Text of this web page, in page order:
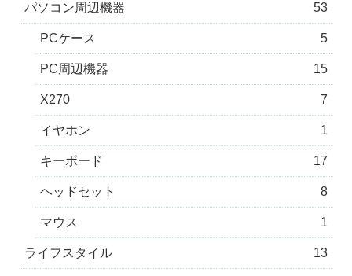
パソコン周辺機器 53
PCケース 5
PC周辺機器 15
X270 7
イヤホン 1
キーボード 17
ヘッドセット 8
マウス 1
ライフスタイル 13